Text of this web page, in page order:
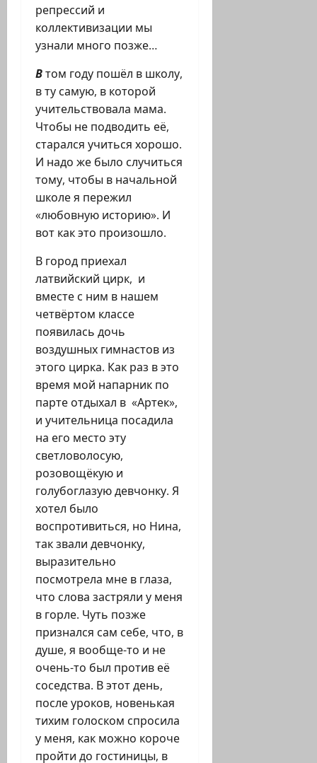
репрессий и
коллективизации мы
узнали много позже…
Втом году пошёл в школу,
в ту самую, в которой
учительствовала мама.
Чтобы не подводить её,
старался учиться хорошо.
И надо же было случиться
тому, чтобы в начальной
школе я пережил
«любовную историю». И
вот как это произошло.
В город приехал
латвийский цирк, и
вместе с ним в нашем
четвёртом классе
появилась дочь
воздушных гимнастов из
этого цирка. Как раз в это
время мой напарник по
парте отдыхал в «Артек»,
и учительница посадила
на его место эту
светловолосую,
розовощёкую и
голубоглазую девчонку. Я
хотел было
воспротивиться, но Нина,
так звали девчонку,
выразительно
посмотрела мне в глаза,
что слова застряли у меня
в горле. Чуть позже
признался сам себе, что, в
душе, я вообще-то и не
очень-то был против её
соседства. В этот день,
после уроков, новенькая
тихим голоском спросила
у меня, как можно короче
пройти до гостиницы, в